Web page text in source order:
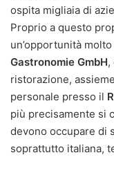
ospita migliaia di
Proprio a questo
un’opportunità
Gastronomie GmbH,
ristorazione,
personale presso il
più precisamente si
devono occupare di
soprattutto italiana,